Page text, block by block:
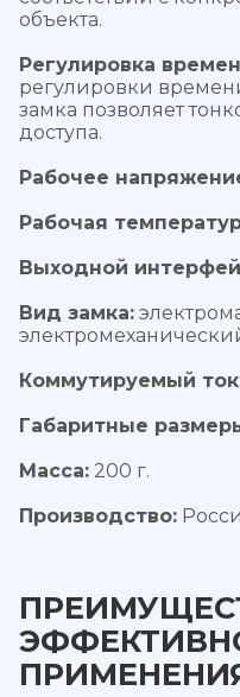
объекта.
Регулировка
регулировки
замка позволяет
доступа.
Рабочее
Рабочая
Выходной
Вид замка:
Коммутируемый
Габаритные
Масса: 200 г.
Производство: